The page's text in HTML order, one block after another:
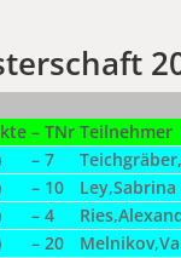
– TNr Teilnehmer
– 7
– 10
Ley,Sabrina
– 4
– 20